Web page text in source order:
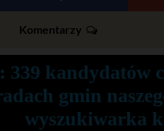
Komentarzy
339 kandydatów
gmin
wyszukiwarka